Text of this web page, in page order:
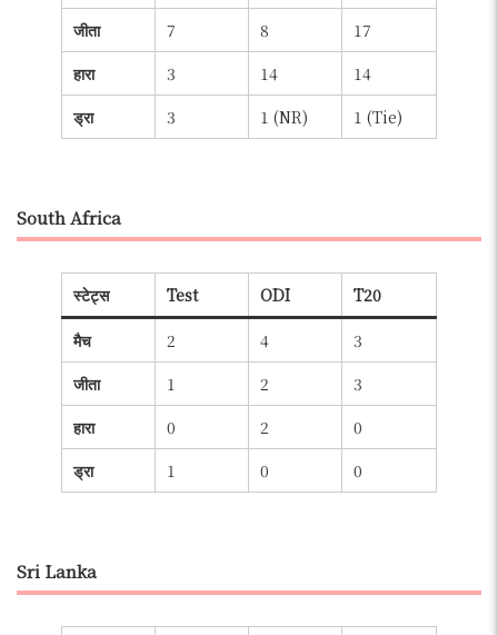
जीता 7 8
17
हारा
3 14
14
ड्रा
3 1 (NR) 1 (Tie)
South Africa
स्टेट्स Test ODI T20
मैच 2 4
3
जीता
1 2
3
हारा
0 2
0
ड्रा
1 0 0
Sri Lanka